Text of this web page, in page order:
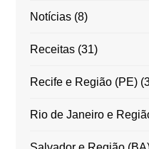
Notícias(8)
Receitas(31)
Recife e Região (PE)
Rio de Janeiro e